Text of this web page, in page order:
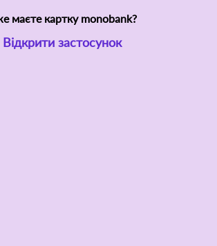
маєте картку monobank?
Відкрити застосунок